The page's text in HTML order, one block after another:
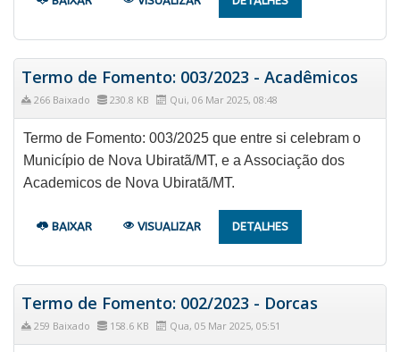
Termo de Fomento: 003/2023 - Acadêmicos
266 Baixado 230.8 KB Qui, 06 Mar 2025, 08:48
Termo de Fomento: 003/2025 que entre si celebram o
Município de Nova Ubiratã/MT, e a Associação dos
Academicos de Nova Ubiratã/MT.
BAIXAR VISUALIZAR DETALHES
Termo de Fomento: 002/2023 - Dorcas
259 Baixado 158.6 KB Qua, 05 Mar 2025, 05:51